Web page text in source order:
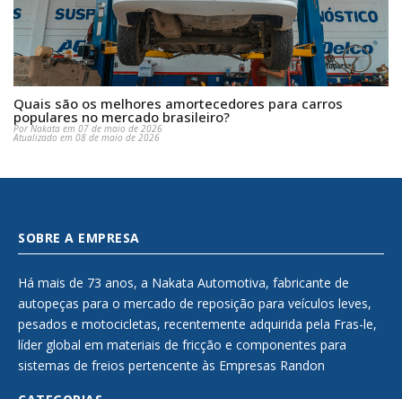
Quais são os melhores amortecedores para carros
populares no mercado brasileiro?
Por Nakata em 07 de maio de 2026
Atualizado em 08 de maio de 2026
SOBRE A EMPRESA
Há mais de 73 anos, a Nakata Automotiva, fabricante de
autopeças para o mercado de reposição para veículos leves,
pesados e motocicletas, recentemente adquirida pela Fras-le,
líder global em materiais de fricção e componentes para
sistemas de freios pertencente às Empresas Randon